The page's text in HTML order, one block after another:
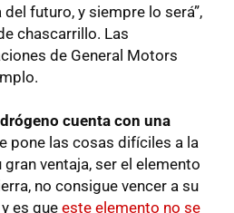
futuro, y siempre lo será”,
chascarrillo. Las
de General Motors
cuenta con una
pone las cosas difíciles a la
ventaja, ser el elemento
no consigue vencer a su
es que este elemento no se